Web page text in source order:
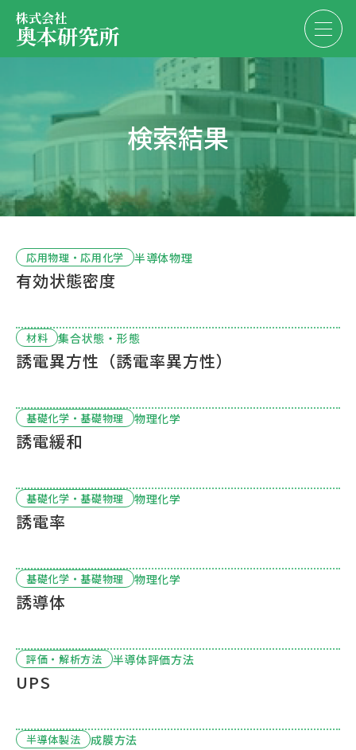
株式会社
奥本研究所
会社・決算情報
代表紹介
お問い合わせ
EN JP
お問い合わせ
検索結果
応用物理・応用化学 半導体物理
有効状態密度
材料 集合状態・形態
誘電異方性（誘電率異方性）
基礎化学・基礎物理 物理化学
誘電緩和
基礎化学・基礎物理 物理化学
誘電率
基礎化学・基礎物理 物理化学
誘導体
評価・解析方法 半導体評価方法
UPS
半導体製法 成膜方法